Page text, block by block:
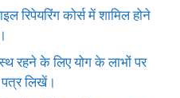
रिपेयरिंग कोर्स में शामिल होने
रहने के लिए योग के लाभों पर
लिखें।